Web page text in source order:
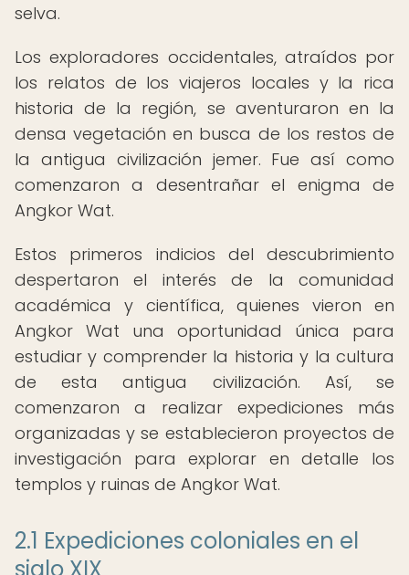
selva.
Los exploradores occidentales, atraídos por
los relatos de los viajeros locales y la rica
historia de la región, se aventuraron en la
densa vegetación en busca de los restos de
la antigua civilización jemer. Fue así como
comenzaron a desentrañar el enigma de
Angkor Wat.
Estos primeros indicios del descubrimiento
despertaron el interés de la comunidad
académica y científica, quienes vieron en
Angkor Wat una oportunidad única para
estudiar y comprender la historia y la cultura
de esta antigua civilización. Así, se
comenzaron a realizar expediciones más
organizadas y se establecieron proyectos de
investigación para explorar en detalle los
templos y ruinas de Angkor Wat.
2.1 Expediciones coloniales en el